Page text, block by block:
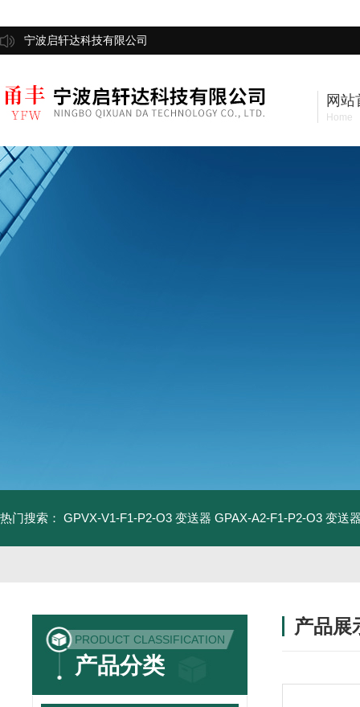
宁波启轩达科技有限公司
网站
Home
热门搜索： GPVX-V1-F1-P2-O3 变送器 GPAX-A2-F1-P2-O3 变送
PRODUCT CLASSIFICATION
产品分类
产品展